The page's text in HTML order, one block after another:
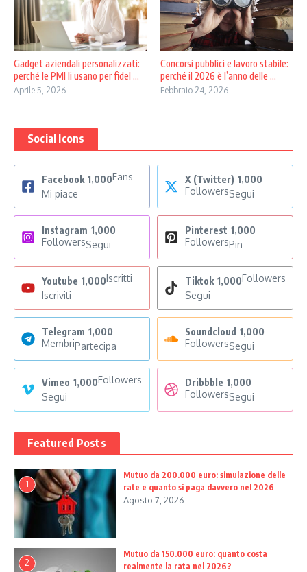
Gadget aziendali personalizzati:
perché le PMI li usano per fidel ...
Aprile 5, 2026
Concorsi pubblici e lavoro stabile:
perché il 2026 è l’anno delle ...
Febbraio 24, 2026
Social Icons
Facebook 1,000Fans
Mi piace
X (Twitter) 1,000
FollowersSegui
Instagram 1,000
FollowersSegui
Pinterest 1,000
FollowersPin
Youtube 1,000Iscritti
Iscriviti
Tiktok 1,000Followers
Segui
Telegram 1,000
MembriPartecipa
Soundcloud 1,000
FollowersSegui
Vimeo 1,000Followers
Segui
Dribbble 1,000
FollowersSegui
Featured Posts
1
Mutuo da 200.000 euro: simulazione delle
rate e quanto si paga davvero nel 2026
Agosto 7, 2026
2
Mutuo da 150.000 euro: quanto costa
realmente la rata nel 2026?